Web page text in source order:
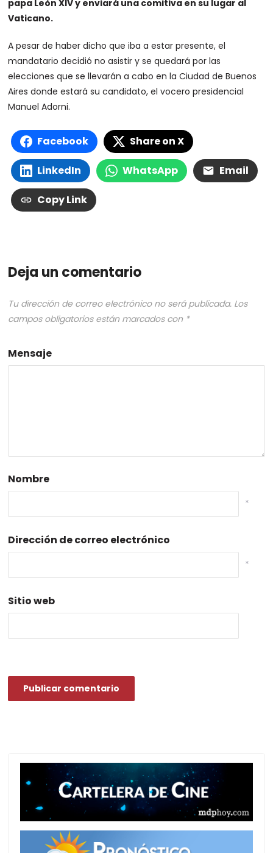
papa León XIV y enviará una comitiva en su lugar al
Vaticano.
A pesar de haber dicho que iba a estar presente, el
mandatario decidió no asistir y se quedará por las
elecciones que se llevarán a cabo en la Ciudad de Buenos
Aires donde estará su candidato, el vocero presidencial
Manuel Adorni.
Facebook Share on X
LinkedIn WhatsApp Email
Copy Link
Deja un comentario
Tu dirección de correo electrónico no será publicada. Los
campos obligatorios están marcados con *
Mensaje
Nombre
*
Dirección de correo electrónico
*
Sitio web